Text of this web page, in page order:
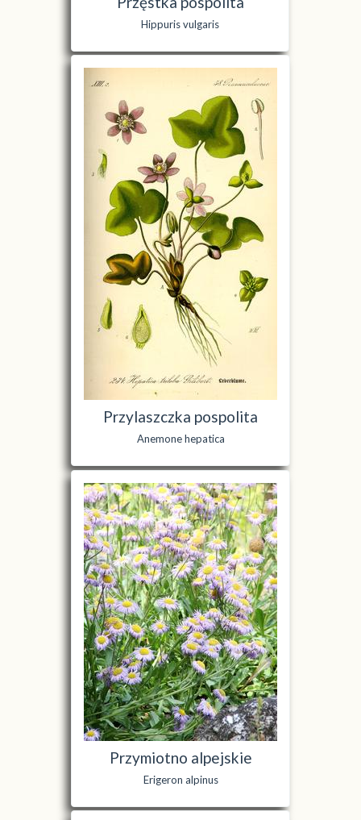
Hippuris vulgaris
Przylaszczka pospolita
Anemone hepatica
Przymiotno alpejskie
Erigeron alpinus